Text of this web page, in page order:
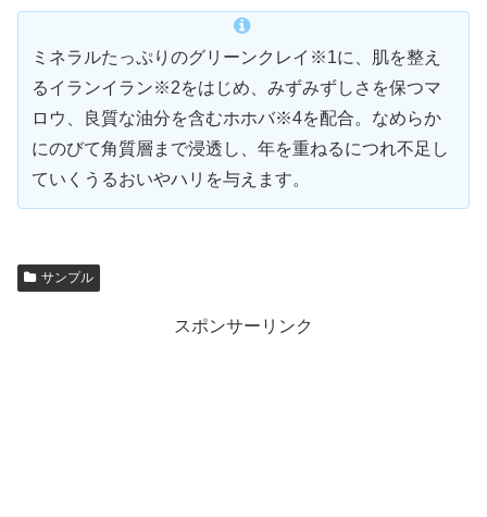
ミネラルたっぷりのグリーンクレイ※1に、肌を整え
るイランイラン※2をはじめ、みずみずしさを保つマ
ロウ、良質な油分を含むホホバ※4を配合。なめらか
にのびて角質層まで浸透し、年を重ねるにつれ不足し
ていくうるおいやハリを与えます。
サンプル
スポンサーリンク